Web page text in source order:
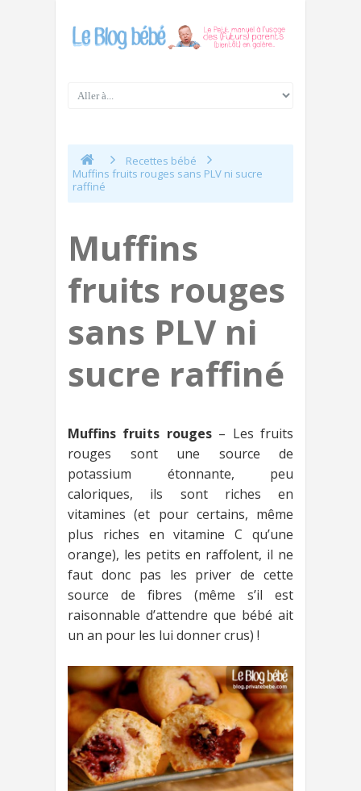
Recettes bébé
Muffins fruits rouges sans PLV ni sucre
raffiné
Muffins
fruits rouges
sans PLV ni
sucre raffiné
Muffins fruits rouges – Les fruits
rouges sont une source de
potassium étonnante, peu
caloriques, ils sont riches en
vitamines (et pour certains, même
plus riches en vitamine C qu’une
orange), les petits en raffolent, il ne
faut donc pas les priver de cette
source de fibres (même s’il est
raisonnable d’attendre que bébé ait
un an pour les lui donner crus) !